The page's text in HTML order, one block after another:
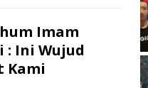
Imam
: Ini Wujud
Kami